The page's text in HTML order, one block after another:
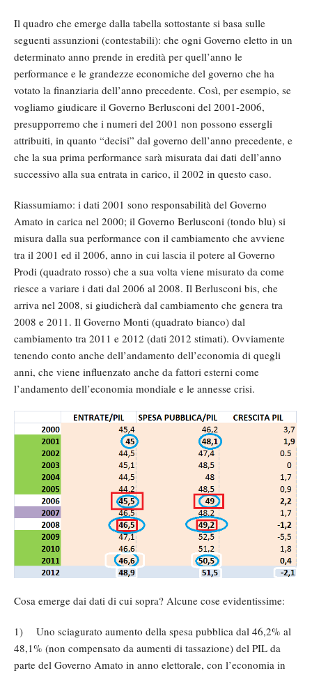
Il quadro che emerge dalla tabella sottostante si basa sulle
seguenti assunzioni (contestabili): che ogni Governo eletto in un
determinato anno prende in eredità per quell’anno le
performance e le grandezze economiche del governo che ha
votato la finanziaria dell’anno precedente. Così, per esempio, se
vogliamo giudicare il Governo Berlusconi del 2001-2006,
presupporremo che i numeri del 2001 non possono essergli
attribuiti, in quanto “decisi” dal governo dell’anno precedente, e
che la sua prima performance sarà misurata dai dati dell’anno
successivo alla sua entrata in carico, il 2002 in questo caso.
Riassumiamo: i dati 2001 sono responsabilità del Governo
Amato in carica nel 2000; il Governo Berlusconi (tondo blu) si
misura dalla sua performance con il cambiamento che avviene
tra il 2001 ed il 2006, anno in cui lascia il potere al Governo
Prodi (quadrato rosso) che a sua volta viene misurato da come
riesce a variare i dati dal 2006 al 2008. Il Berlusconi bis, che
arriva nel 2008, si giudicherà dal cambiamento che genera tra
2008 e 2011. Il Governo Monti (quadrato bianco) dal
cambiamento tra 2011 e 2012 (dati 2012 stimati). Ovviamente
tenendo conto anche dell’andamento dell’economia di quegli
anni, che viene influenzato anche da fattori esterni come
l’andamento dell’economia mondiale e le annesse crisi.
Cosa emerge dai dati di cui sopra? Alcune cose evidentissime:
1) Uno sciagurato aumento della spesa pubblica dal 46,2% al
48,1% (non compensato da aumenti di tassazione) del PIL da
parte del Governo Amato in anno elettorale, con l’economia in